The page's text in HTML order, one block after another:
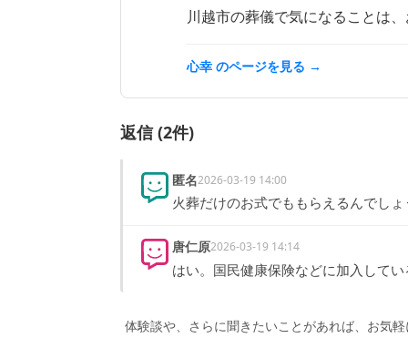
川越市の葬儀で気になることは
心幸 のページを見る →
返信 (2件)
匿名2026-03-19 14:00
火葬だけのお式でももらえるんでしょ
唐仁原2026-03-19 14:14
はい。国民健康保険などに加入して
体験談や、さらに聞きたいことがあれば、お気軽